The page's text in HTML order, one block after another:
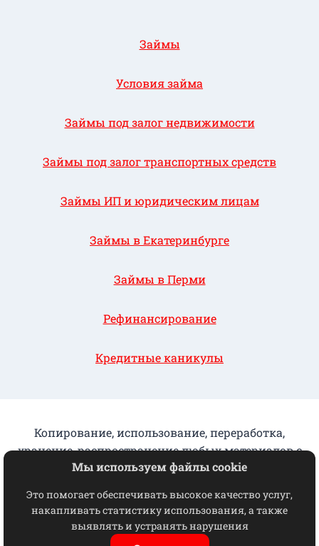
Займы
Условия займа
Займы под залог недвижимости
Займы под залог транспортных средств
Займы ИП и юридическим лицам
Займы в Екатеринбурге
Займы в Перми
Рефинансирование
Кредитные каникулы
Копирование, использование, переработка,
хранение, распространение любых материалов с
данного сайта разрешается исключительно с
Отказ от взаимодействия
Мы используем файлы cookie
Это помогает обеспечивать высокое качество услуг,
накапливать статистику использования, а также
выявлять и устранять нарушения